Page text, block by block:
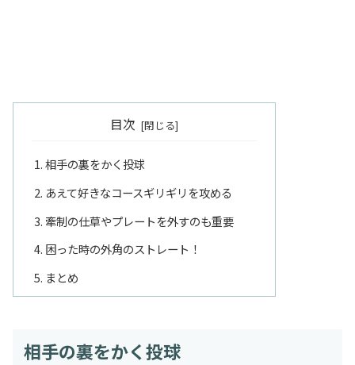
目次
相手の裏をかく投球
あえて好きなコースギリギリを攻める
牽制の仕草やプレートを外すのも重要
困った時の外角のストレート！
まとめ
相手の裏をかく投球